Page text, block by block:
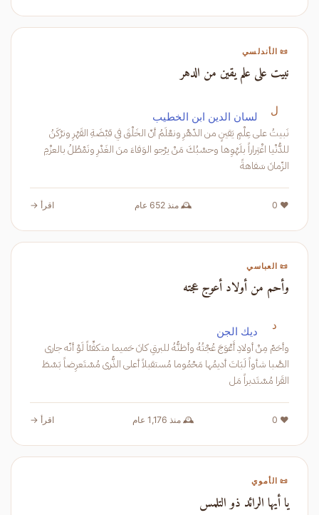
📜 الأندلسي
نبيت على علم يقين من الدهر
ل لسان الدين ابن الخطيب
نَبيتُ على عِلْمٍ يَقينٍ من الدّهْرِ ونعْلَمُ أنّ الخَلْقَ في قبْضَةِ القَهْرِ ونرْكَنُ
للدُّنْيا اغْتِراراً بلَهْوِها وحسْبُكَ مَنْ يرْجو الوَفاءَ منَ الغَدْرِ ونَمْطُلُ بالعزْمِ
الزّمانَ سَفاهةً
❤️ 0 🕰️ منذ 652 عام اقرأ →
📜 العباسي
وأحم من أولاد أعوج عجته
د ديك الجن
وأحَمّ مِنْ أولادِ أَعْوَجَ عُجْتُهُ وأظنُّهُ للبرقِ كانَ حَميما متكفِّئاً لَوْ أنّه جارى
الصَّبا شأواً لَبَاتَ أديمُها مَحْمُوما مُستقبلاً أعلى الذُّرى مُسْتَعرِضاً بَسْطَ
القَرا مُسْتَدبراً مَل
❤️ 0 🕰️ منذ 1,176 عام اقرأ →
📜 الأموي
يا أيها الرائد ذو التلمس